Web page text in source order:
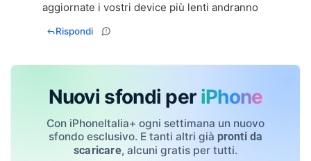
aggiornate i vostri device più lenti andranno
Rispondi
Nuovi sfondi per iPhone
Con iPhoneItalia+ ogni settimana un nuovo
sfondo esclusivo. E tanti altri già pronti da
scaricare, alcuni gratis per tutti.